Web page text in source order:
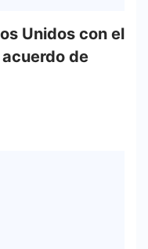
Unidos con el
de